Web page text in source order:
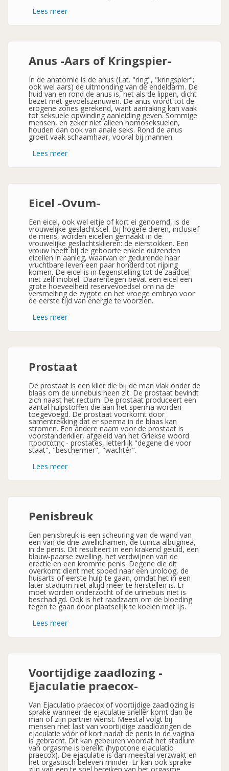
Lees meerover
Anus -Aars of Kringspier-
In de anatomie is de anus (Lat. "ring", "kringspier";
ook wel aars) de uitmonding van de endeldarm. De
huid van en rond de anus is, net als de lippen, dicht
bezet met gevoelszenuwen. De anus wordt tot de
erogene zones gerekend, want aanraking kan vaak
tot seksuele opwinding aanleiding geven. Sommige
mensen, en zeker niet alleen homoseksuelen,
houden dan ook van anale seks. Rond de anus
groeit vaak schaamhaar, vooral bij mannen.
Lees meerover
Eicel -Ovum-
Een eicel, ook wel eitje of kort ei genoemd, is de
vrouwelijke geslachtscel. Bij hogere dieren, inclusief
de mens, worden eicellen gemaakt in de
vrouwelijke geslachtsklieren: de eierstokken. Een
vrouw heeft bij de geboorte enkele duizenden
eicellen in aanleg, waarvan er gedurende haar
vruchtbare leven een paar honderd tot rijping
komen. De eicel is in tegenstelling tot de zaadcel
niet zelf mobiel. Daarentegen bevat een eicel een
grote hoeveelheid reservevoedsel om na de
versmelting de zygote en het vroege embryo voor
de eerste tijd van energie te voorzien.
Lees meerover
Prostaat
De prostaat is een klier die bij de man vlak onder de
blaas om de urinebuis heen zit. De prostaat bevindt
zich naast het rectum. De prostaat produceert een
aantal hulpstoffen die aan het sperma worden
toegevoegd. De prostaat voorkomt door
samentrekking dat er sperma in de blaas kan
stromen. Een andere naam voor de prostaat is
voorstanderklier, afgeleid van het Griekse woord
προστάτης - prostates, letterlijk "degene die voor
staat", "beschermer", "wachter".
Lees meerover
Penisbreuk
Een penisbreuk is een scheuring van de wand van
een van de drie zwellichamen, de tunica albuginea,
in de penis. Dit resulteert in een krakend geluid, een
blauw-paarse zwelling, het verdwijnen van de
erectie en een kromme penis. Degene die dit
overkomt dient met spoed naar een uroloog, de
huisarts of eerste hulp te gaan, omdat het in een
later stadium niet altijd meer te herstellen is. Er
moet worden onderzocht of de urinebuis niet is
beschadigd. Ook is het raadzaam om de bloeding
tegen te gaan door plaatselijk te koelen met ijs.
Lees meerover
Voortijdige zaadlozing -
Ejaculatie praecox-
Van Ejaculatio praecox of voortijdige zaadlozing is
sprake wanneer de ejaculatie sneller komt dan de
man of zijn partner wenst. Meestal volgt bij
mensen met last van voortijdige zaadlozingen de
ejaculatie vóór of kort nadat de penis in de vagina
is gebracht. Dit kan gebeuren voordat het stadium
van orgasme is bereikt (hypotone ejaculatio
praecox). De ejaculatie is dan meestal verzwakt en
het orgastisch beleven minder. Er kan ook sprake